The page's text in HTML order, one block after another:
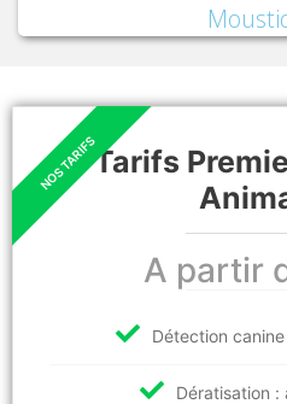
Tarifs
A partir
Détection
Dératisation